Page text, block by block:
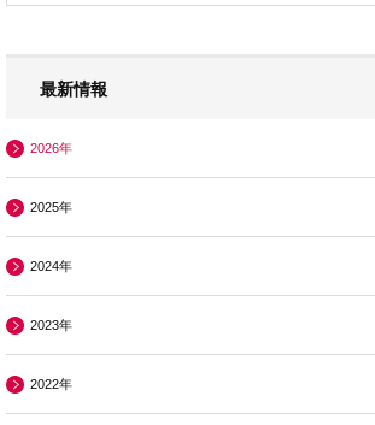
最新情報
2026年
2025年
2024年
2023年
2022年